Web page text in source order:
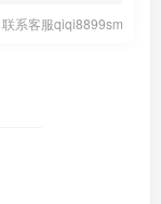
联系客服qiqi8899sm